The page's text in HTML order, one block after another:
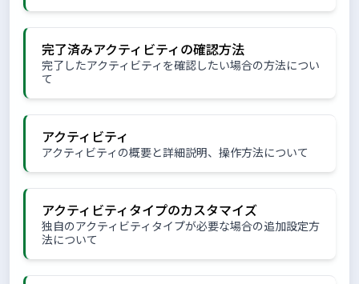
完了済みアクティビティの確認方法
完了したアクティビティを確認したい場合の方法につい
て
アクティビティ
アクティビティの概要と詳細説明、操作方法について
アクティビティタイプのカスタマイズ
独自のアクティビティタイプが必要な場合の追加設定方
法について